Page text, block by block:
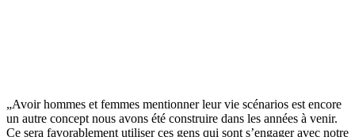
„Avoir hommes et femmes mentionner leur vie scénarios est encore
un autre concept nous avons été construire dans les années à venir.
Ce sera favorablement utiliser ces gens qui sont s’engager avec notre